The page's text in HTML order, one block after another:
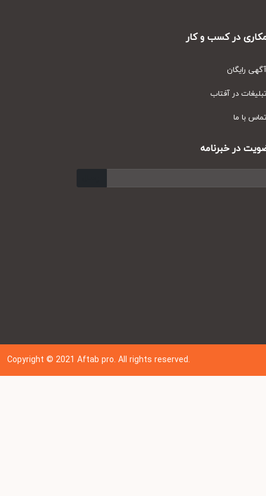
در کسب و کار
رایگان
در آفتاب
با ما
در خبرنامه
Copyright © 202 1Aftab pro. All rights reserved.